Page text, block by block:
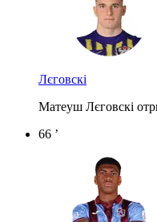
Лєговскі
Матеуш Лєговскі
66 ’